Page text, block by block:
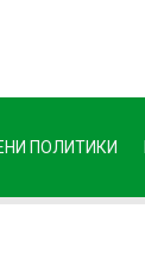
ПОЛИТИКИ